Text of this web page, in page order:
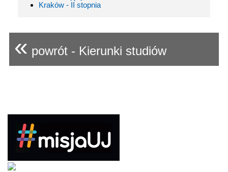
Kraków - II stopnia
« powrót - Kierunki studiów